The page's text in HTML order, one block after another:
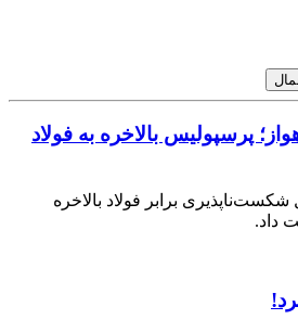
پرسپولیس بالاخره به فولاد
برابر فولاد بالاخره
داد.